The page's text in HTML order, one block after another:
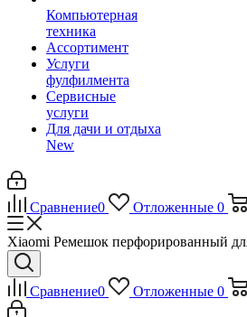
Компьютерная
техника
Ассортимент
Услуги
фулфилмента
Сервисные
услуги
Для дачи и отдыха
New
Сравнение0 Отложенные 0
Xiaomi Ремешок перфорированный
Сравнение0 Отложенные 0